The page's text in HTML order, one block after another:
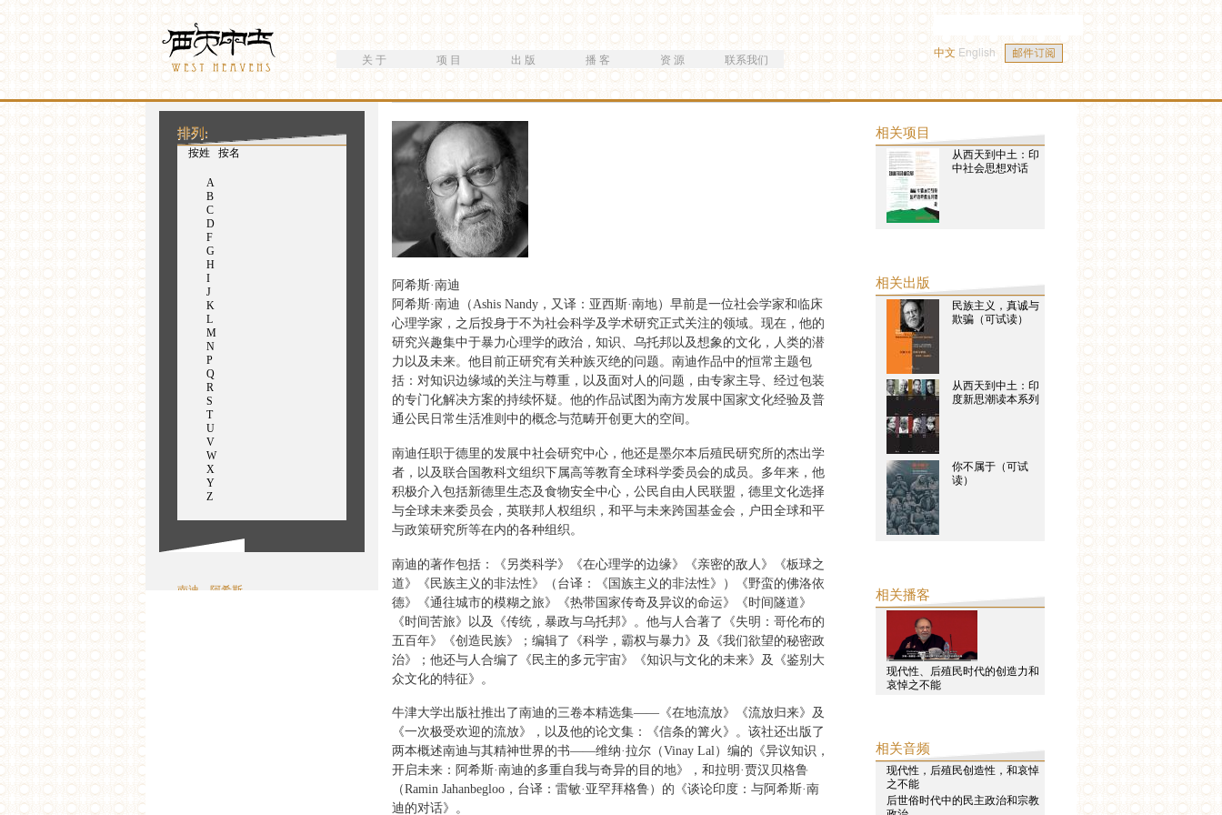
主
要
Westheavens
关 于 项 目 出 版 播 客 资 源 联系我们
搜索表单
搜索
中文 English
你在这里
阿希斯·南迪
阿希斯·南迪（Ashis Nandy，又译：亚西斯·南地）早前是一位社会学家和临床
心理学家，之后投身于不为社会科学及学术研究正式关注的领域。现在，他的
研究兴趣集中于暴力心理学的政治，知识、乌托邦以及想象的文化，人类的潜
力以及未来。他目前正研究有关种族灭绝的问题。南迪作品中的恒常主题包
括：对知识边缘域的关注与尊重，以及面对人的问题，由专家主导、经过包装
的专门化解决方案的持续怀疑。他的作品试图为南方发展中国家文化经验及普
通公民日常生活准则中的概念与范畴开创更大的空间。
南迪任职于德里的发展中社会研究中心，他还是墨尔本后殖民研究所的杰出学
者，以及联合国教科文组织下属高等教育全球科学委员会的成员。多年来，他
积极介入包括新德里生态及食物安全中心，公民自由人民联盟，德里文化选择
与全球未来委员会，英联邦人权组织，和平与未来跨国基金会，户田全球和平
与政策研究所等在内的各种组织。
南迪的著作包括：《另类科学》《在心理学的边缘》《亲密的敌人》《板球之
道》《民族主义的非法性》（台译：《国族主义的非法性》）《野蛮的佛洛依
德》《通往城市的模糊之旅》《热带国家传奇及异议的命运》《时间隧道》
《时间苦旅》以及《传统，暴政与乌托邦》。他与人合著了《失明：哥伦布的
五百年》《创造民族》；编辑了《科学，霸权与暴力》及《我们欲望的秘密政
治》；他还与人合编了《民主的多元宇宙》《知识与文化的未来》及《鉴别大
众文化的特征》。
牛津大学出版社推出了南迪的三卷本精选集——《在地流放》《流放归来》及
《一次极受欢迎的流放》，以及他的论文集：《信条的篝火》。该社还出版了
两本概述南迪与其精神世界的书——维纳·拉尔（Vinay Lal）编的《异议知识，
开启未来：阿希斯·南迪的多重自我与奇异的目的地》，和拉明·贾汉贝格鲁
（Ramin Jahanbegloo，台译：雷敏·亚罕拜格鲁）的《谈论印度：与阿希斯·南
迪的对话》。
排列:
按姓
（活动标签） 按名
A
B
C
D
F
G
H
I
J
K
L
M
N
P
Q
R
S
T
U
V
W
X
Y
Z
南迪，阿希斯
相关项目
从西天到中土：印
中社会思想对话
相关出版
民族主义，真诚与
欺骗（可试读）
从西天到中土：印
度新思潮读本系列
你不属于（可试
读）
相关播客
现代性、后殖民时代的创造力和
哀悼之不能
相关音频
现代性，后殖民创造性，和哀悼
之不能
后世俗时代中的民主政治和宗教